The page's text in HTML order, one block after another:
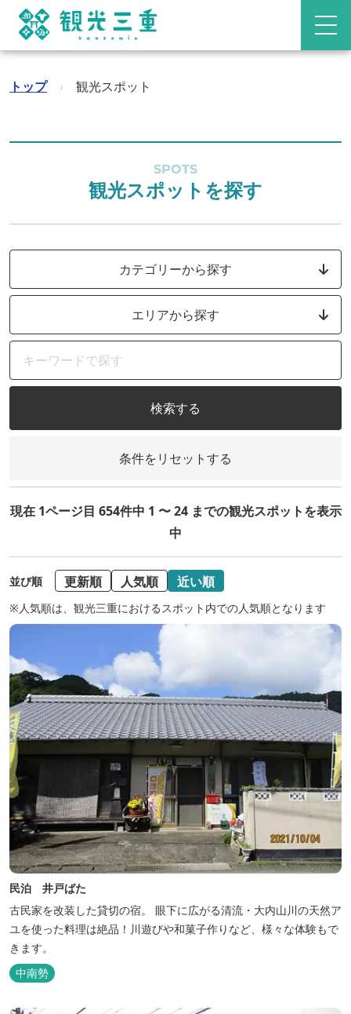
トップ › 観光スポット
SPOTS
観光スポットを探す
カテゴリーから探す
エリアから探す
検索する
条件をリセットする
現在 1ページ目 654件中 1 〜 24 までの観光スポットを表示
中
並び順 更新順 人気順 近い順
※人気順は、観光三重におけるスポット内での人気順となります
民泊 井戸ばた
古民家を改装した貸切の宿。 眼下に広がる清流・大内山川の天然ア
ユを使った料理は絶品！川遊びや和菓子作りなど、様々な体験もで
きます。
中南勢